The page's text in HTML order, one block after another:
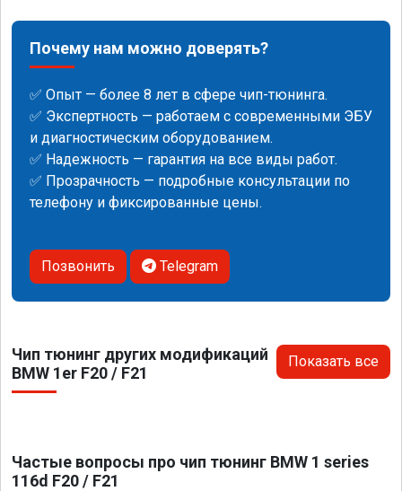
Почему нам можно доверять?
✅ Опыт — более 8 лет в сфере чип-тюнинга.
✅ Экспертность — работаем с современными ЭБУ
и диагностическим оборудованием.
✅ Надежность — гарантия на все виды работ.
✅ Прозрачность — подробные консультации по
телефону и фиксированные цены.
Позвонить Telegram
Чип тюнинг других модификаций
BMW 1er F20 / F21
Показать все
Частые вопросы про чип тюнинг BMW 1 series
116d F20 / F21